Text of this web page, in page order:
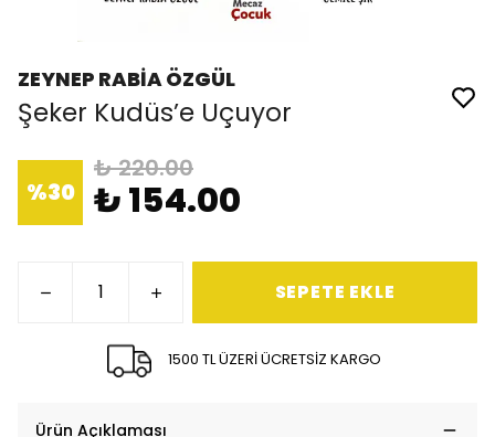
ZEYNEP RABİA ÖZGÜL
Şeker Kudüs’e Uçuyor
%30
₺ 220.00
₺ 154.00
SEPETE EKLE
1500 TL ÜZERİ ÜCRETSİZ KARGO
Ürün Açıklaması